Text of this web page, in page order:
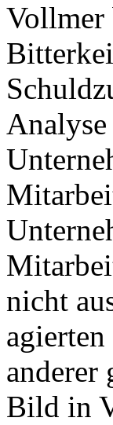
Vollmer
nicht
anderer
Bild in